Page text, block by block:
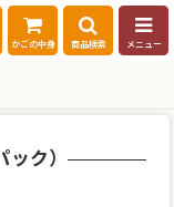
かごの中身 商品検索 メニュー
ク）